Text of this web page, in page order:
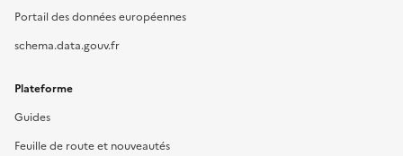
Portail des données européennes
schema.data.gouv.fr
Plateforme
Guides
Feuille de route et nouveautés